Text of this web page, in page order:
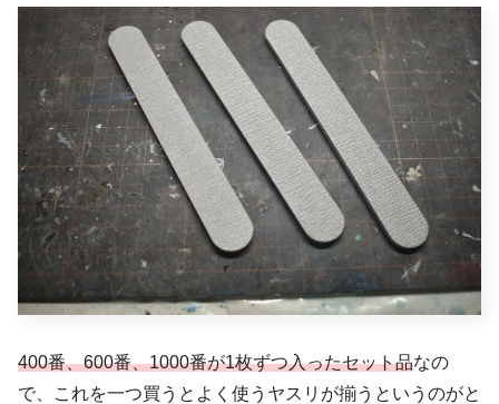
400番、600番、1000番が1枚ずつ入ったセット品なの
で、これを一つ買うとよく使うヤスリが揃うというのがと